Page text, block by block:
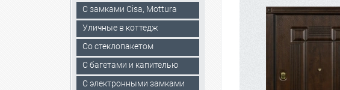
C замками Cisa, Mottura
Уличные в коттедж
Со стеклопакетом
С багетами и капителью
C электронными замками